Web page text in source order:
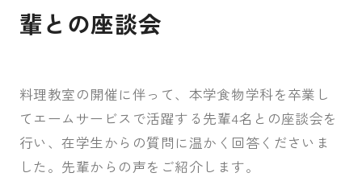
輩との座談会
料理教室の開催に伴って、本学食物学科を卒業し
てエームサービスで活躍する先輩4名との座談会を
行い、在学生からの質問に温かく回答くださいま
した。先輩からの声をご紹介します。